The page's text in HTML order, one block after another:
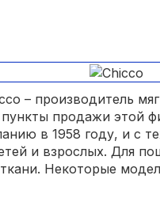
– производитель
продажи этой
в 1958 году, и с
и взрослых. Для
Некоторые